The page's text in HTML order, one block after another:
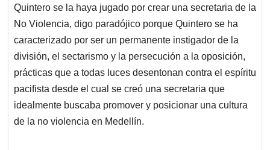
p
p
o
k
I
n
s
Quintero se la haya jugado por crear una secretaria de la
No Violencia, digo paradójico porque Quintero se ha
caracterizado por ser un permanente instigador de la
división, el sectarismo y la persecución a la oposición,
prácticas que a todas luces desentonan contra el espíritu
pacifista desde el cual se creó una secretaria que
idealmente buscaba promover y posicionar una cultura
de la no violencia en Medellín.